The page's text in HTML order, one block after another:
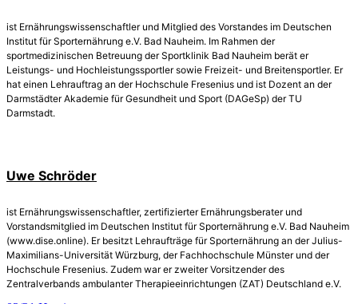
ist Ernährungswissenschaftler und Mitglied des Vorstandes im Deutschen
Institut für Sporternährung e.V. Bad Nauheim. Im Rahmen der
sportmedizinischen Betreuung der Sportklinik Bad Nauheim berät er
Leistungs- und Hochleistungssportler sowie Freizeit- und Breitensportler. Er
hat einen Lehrauftrag an der Hochschule Fresenius und ist Dozent an der
Darmstädter Akademie für Gesundheit und Sport (DAGeSp) der TU
Darmstadt.
Uwe Schröder
ist Ernährungswissenschaftler, zertifizierter Ernährungsberater und
Vorstandsmitglied im Deutschen Institut für Sporternährung e.V. Bad Nauheim
(www.dise.online). Er besitzt Lehraufträge für Sporternährung an der Julius-
Maximilians-Universität Würzburg, der Fachhochschule Münster und der
Hochschule Fresenius. Zudem war er zweiter Vorsitzender des
Zentralverbands ambulanter Therapieeinrichtungen (ZAT) Deutschland e.V.